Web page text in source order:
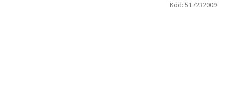
Kód: 517232009